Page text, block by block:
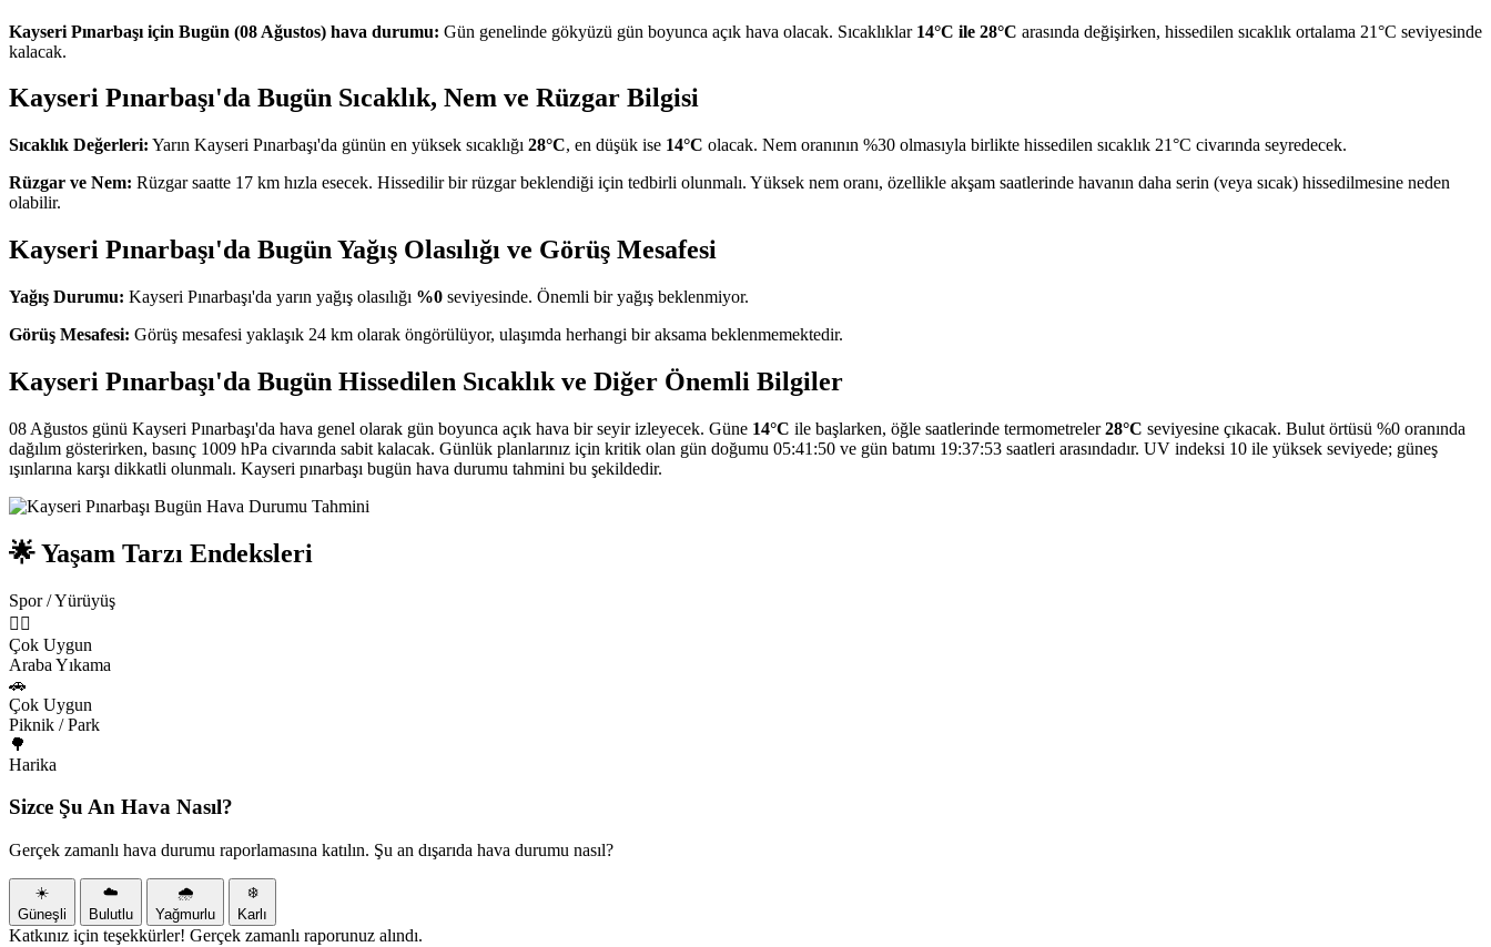
Kayseri Pınarbaşı için Bugün (08 Ağustos) hava durumu: Gün genelinde gökyüzü gün boyunca açık hava olacak. Sıcaklıklar 14°C ile 28°C arasında değişirken, hissedilen sıcaklık ortalama 21°C seviyesinde
kalacak.
Kayseri Pınarbaşı'da Bugün Sıcaklık, Nem ve Rüzgar Bilgisi
Sıcaklık Değerleri: Yarın Kayseri Pınarbaşı'da günün en yüksek sıcaklığı 28°C, en düşük ise 14°C olacak. Nem oranının %30 olmasıyla birlikte hissedilen sıcaklık 21°C civarında seyredecek.
Rüzgar ve Nem: Rüzgar saatte 17 km hızla esecek. Hissedilir bir rüzgar beklendiği için tedbirli olunmalı. Yüksek nem oranı, özellikle akşam saatlerinde havanın daha serin (veya sıcak) hissedilmesine neden
olabilir.
Kayseri Pınarbaşı'da Bugün Yağış Olasılığı ve Görüş Mesafesi
Yağış Durumu: Kayseri Pınarbaşı'da yarın yağış olasılığı %0 seviyesinde. Önemli bir yağış beklenmiyor.
Görüş Mesafesi: Görüş mesafesi yaklaşık 24 km olarak öngörülüyor, ulaşımda herhangi bir aksama beklenmemektedir.
Kayseri Pınarbaşı'da Bugün Hissedilen Sıcaklık ve Diğer Önemli Bilgiler
08 Ağustos günü Kayseri Pınarbaşı'da hava genel olarak gün boyunca açık hava bir seyir izleyecek. Güne 14°C ile başlarken, öğle saatlerinde termometreler28°C seviyesine çıkacak. Bulut örtüsü %0 oranında
dağılım gösterirken, basınç 1009 hPa civarında sabit kalacak. Günlük planlarınız için kritik olan gün doğumu 05:41:50 ve gün batımı 19:37:53 saatleri arasındadır. UV indeksi 10 ile yüksek seviyede; güneş
ışınlarına karşı dikkatli olunmalı. Kayseri pınarbaşı bugün hava durumu tahmini bu şekildedir.
🌟 Yaşam Tarzı Endeksleri
Spor / Yürüyüş
🏃‍♂️
Çok Uygun
Araba Yıkama
🚗
Çok Uygun
Piknik / Park
🌳
Harika
Sizce Şu An Hava Nasıl?
Gerçek zamanlı hava durumu raporlamasına katılın. Şu an dışarıda hava durumu nasıl?
☀️
Güneşli
☁️
Bulutlu
🌧️
Yağmurlu
❄️
Karlı
Katkınız için teşekkürler! Gerçek zamanlı raporunuz alındı.